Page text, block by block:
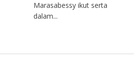
Marasabessy ikut serta
dalam...